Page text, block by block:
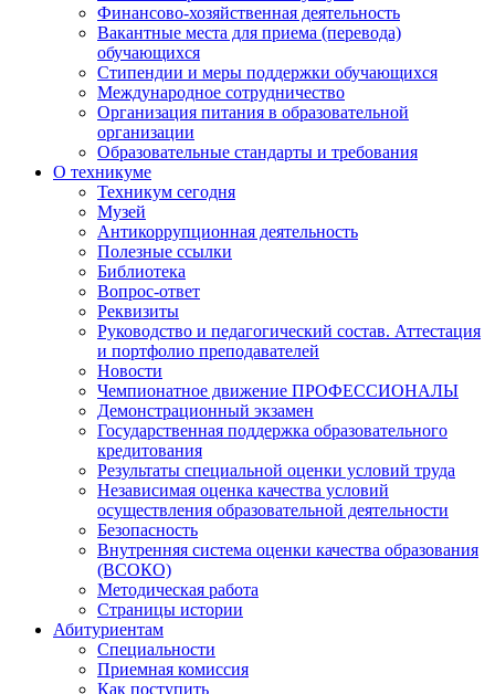
Финансово-хозяйственная деятельность
Вакантные места для приема (перевода)
обучающихся
Стипендии и меры поддержки обучающихся
Международное сотрудничество
Организация питания в образовательной
организации
Образовательные стандарты и требования
О техникуме
Техникум сегодня
Музей
Антикоррупционная деятельность
Полезные ссылки
Библиотека
Вопрос-ответ
Реквизиты
Руководство и педагогический состав. Аттестация
и портфолио преподавателей
Новости
Чемпионатное движение ПРОФЕССИОНАЛЫ
Демонстрационный экзамен
Государственная поддержка образовательного
кредитования
Результаты специальной оценки условий труда
Независимая оценка качества условий
осуществления образовательной деятельности
Безопасность
Внутренняя система оценки качества образования
(ВСОКО)
Методическая работа
Страницы истории
Абитуриентам
Специальности
Приемная комиссия
Как поступить